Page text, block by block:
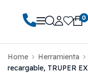
0
Home Herramienta
recargable, TRUPER